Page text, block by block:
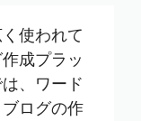
使われて
成プラッ
、ワード
ログの作